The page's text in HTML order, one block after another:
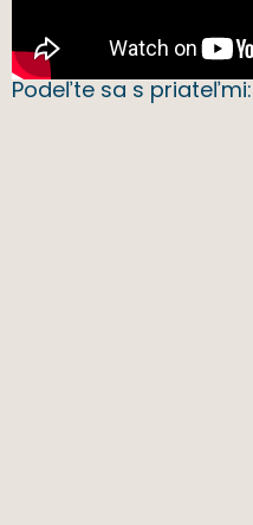
Podeľte sa s priateľmi: